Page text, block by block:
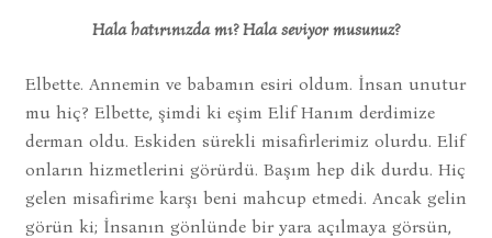
Hala hatırınızda mı? Hala seviyor musunuz?
Elbette. Annemin ve babamın esiri oldum. İnsan unutur
mu hiç? Elbette, şimdi ki eşim Elif Hanım derdimize
derman oldu. Eskiden sürekli misafirlerimiz olurdu. Elif
onların hizmetlerini görürdü. Başım hep dik durdu. Hiç
gelen misafirime karşı beni mahcup etmedi. Ancak gelin
görün ki; İnsanın gönlünde bir yara açılmaya görsün,